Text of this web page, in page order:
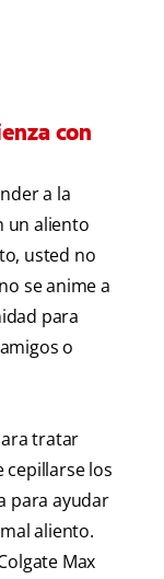
con
a la
un aliento
usted no
se anime a
para
o
tratar
cepillarse los
para ayudar
aliento.
Max